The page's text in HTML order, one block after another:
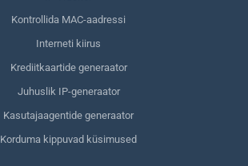
Kontrollida MAC-aadressi
Interneti kiirus
Krediitkaartide generaator
Juhuslik IP-generaator
Kasutajaagentide generaator
Korduma kippuvad küsimused